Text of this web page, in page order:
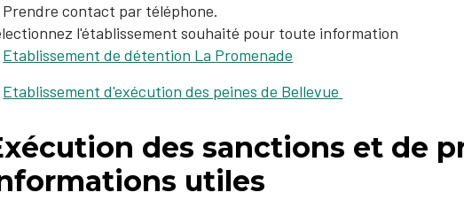
​Prendre contact par téléphone.
l'établissement souhaité pour toute information
Etablissement de détention La Promenade
Etablissement d'exécution des peines de Bellevue​
des sanctions et de
utiles